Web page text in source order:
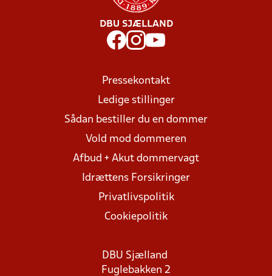
DBU SJÆLLAND
Pressekontakt
Ledige stillinger
Sådan bestiller du en dommer
Vold mod dommeren
Afbud + Akut dommervagt
Idrættens Forsikringer
Privatlivspolitik
Cookiepolitik
DBU Sjælland
Fuglebakken 2